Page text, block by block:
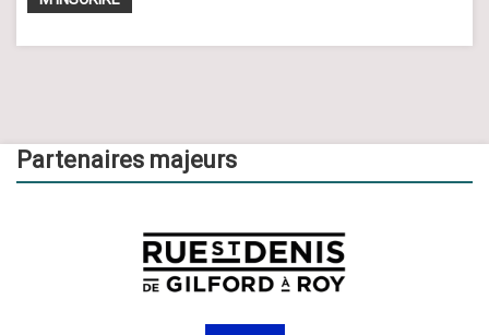
Partenaires majeurs